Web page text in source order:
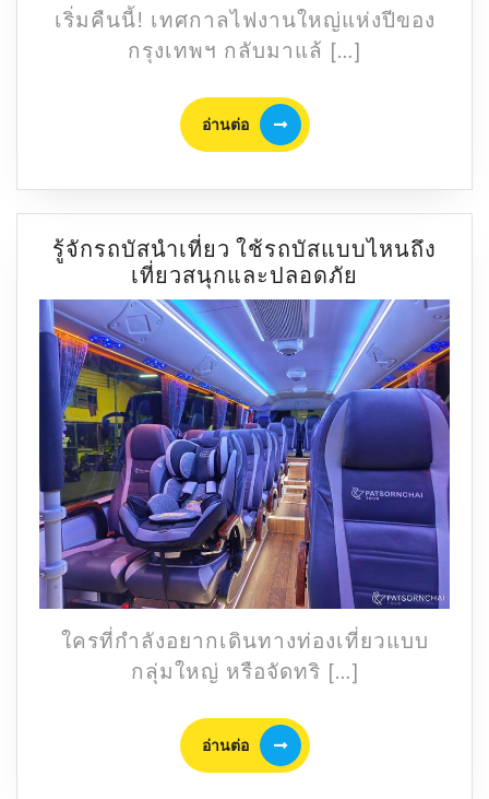
นี้
2023
แล้ว
เริ่มคืนนี้! เทศกาลไฟงานใหญ่แห่งปีของ
กรุงเทพฯ กลับมาแล้ […]
อ่านต่อ
อ่าน
ต่อ
รู้จักรถบัสนำเที่ยว ใช้รถบัสแบบไหนถึง
เที่ยวสนุกและปลอดภัย
รถ
บัส
นำ
เที่ยว
ใช้
รถ
บัส
แบบ
ไหน
ถึง
เที่ยว
สนุก
และ
ปลอดภัย
ใครที่กำลังอยากเดินทางท่องเที่ยวแบบ
กลุ่มใหญ่ หรือจัดทริ […]
อ่านต่อ
อ่าน
ต่อ